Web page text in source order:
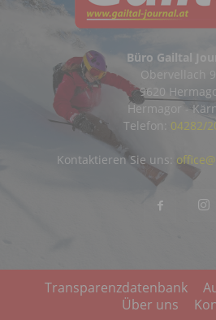
Büro Gailtal
Obervellach
9620
Hermagor -
Telefon: 04282/
Kontaktieren Sie uns:
Transparenzdatenbank
Über uns